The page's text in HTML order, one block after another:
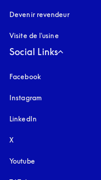
Devenir revendeur
Visite de l'usine
Social Links
Facebook
Instagram
LinkedIn
X
Youtube